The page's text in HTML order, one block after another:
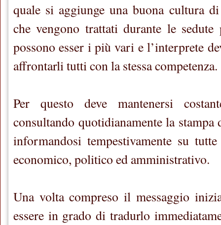
quale si aggiunge una buona cultura
che vengono trattati durante le sedute
possono esser i più vari e l’interprete
affrontarli tutti con la stessa competenza.
Per questo deve mantenersi
consultando quotidianamente la
informandosi tempestivamente su
economico, politico ed amministrativo.
Una volta compreso il messaggio
essere in grado di tradurlo